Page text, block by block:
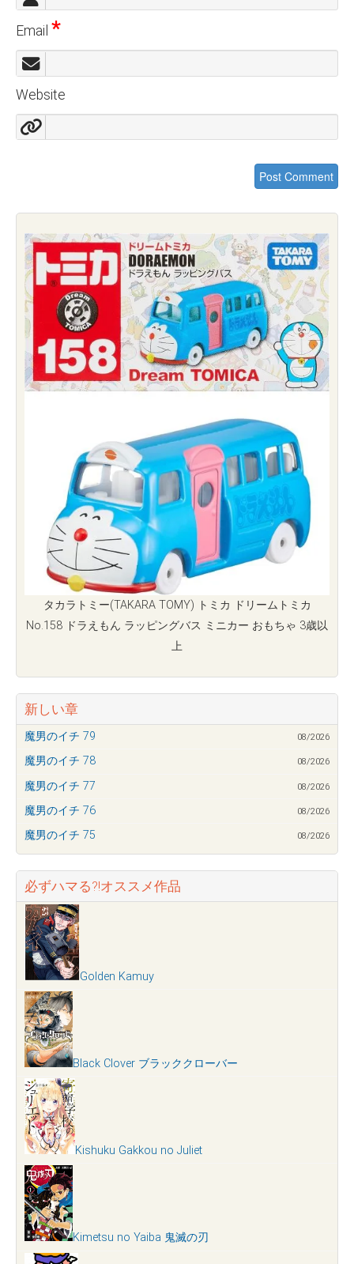
Email *
Website
タカラトミー(TAKARA TOMY) トミカ ドリームトミカ
No.158 ドラえもん ラッピングバス ミニカー おもちゃ 3歳以
上
新しい章
魔男のイチ 79 08/2026
魔男のイチ 78 08/2026
魔男のイチ 77 08/2026
魔男のイチ 76 08/2026
魔男のイチ 75 08/2026
必ずハマる?!オススメ作品
Golden Kamuy
Black Clover ブラッククローバー
Kishuku Gakkou no Juliet
Kimetsu no Yaiba 鬼滅の刃